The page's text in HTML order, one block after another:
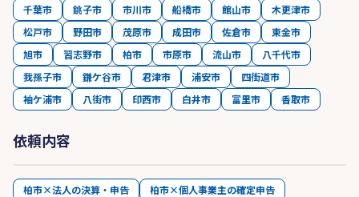
千葉市 銚子市 市川市 船橋市 館山市
木更津市
松戸市
野田市 茂原市 成田市 佐倉市
東金市
旭市
習志野市 柏市 市原市 流山市
八千代市
我孫子市
鎌ケ谷市 君津市 浦安市
四街道市
袖ケ浦市
八街市 印西市 白井市 富里市 香取市
依頼内容
柏市×法人の決算・申告
柏市×個人事業主の確定申告